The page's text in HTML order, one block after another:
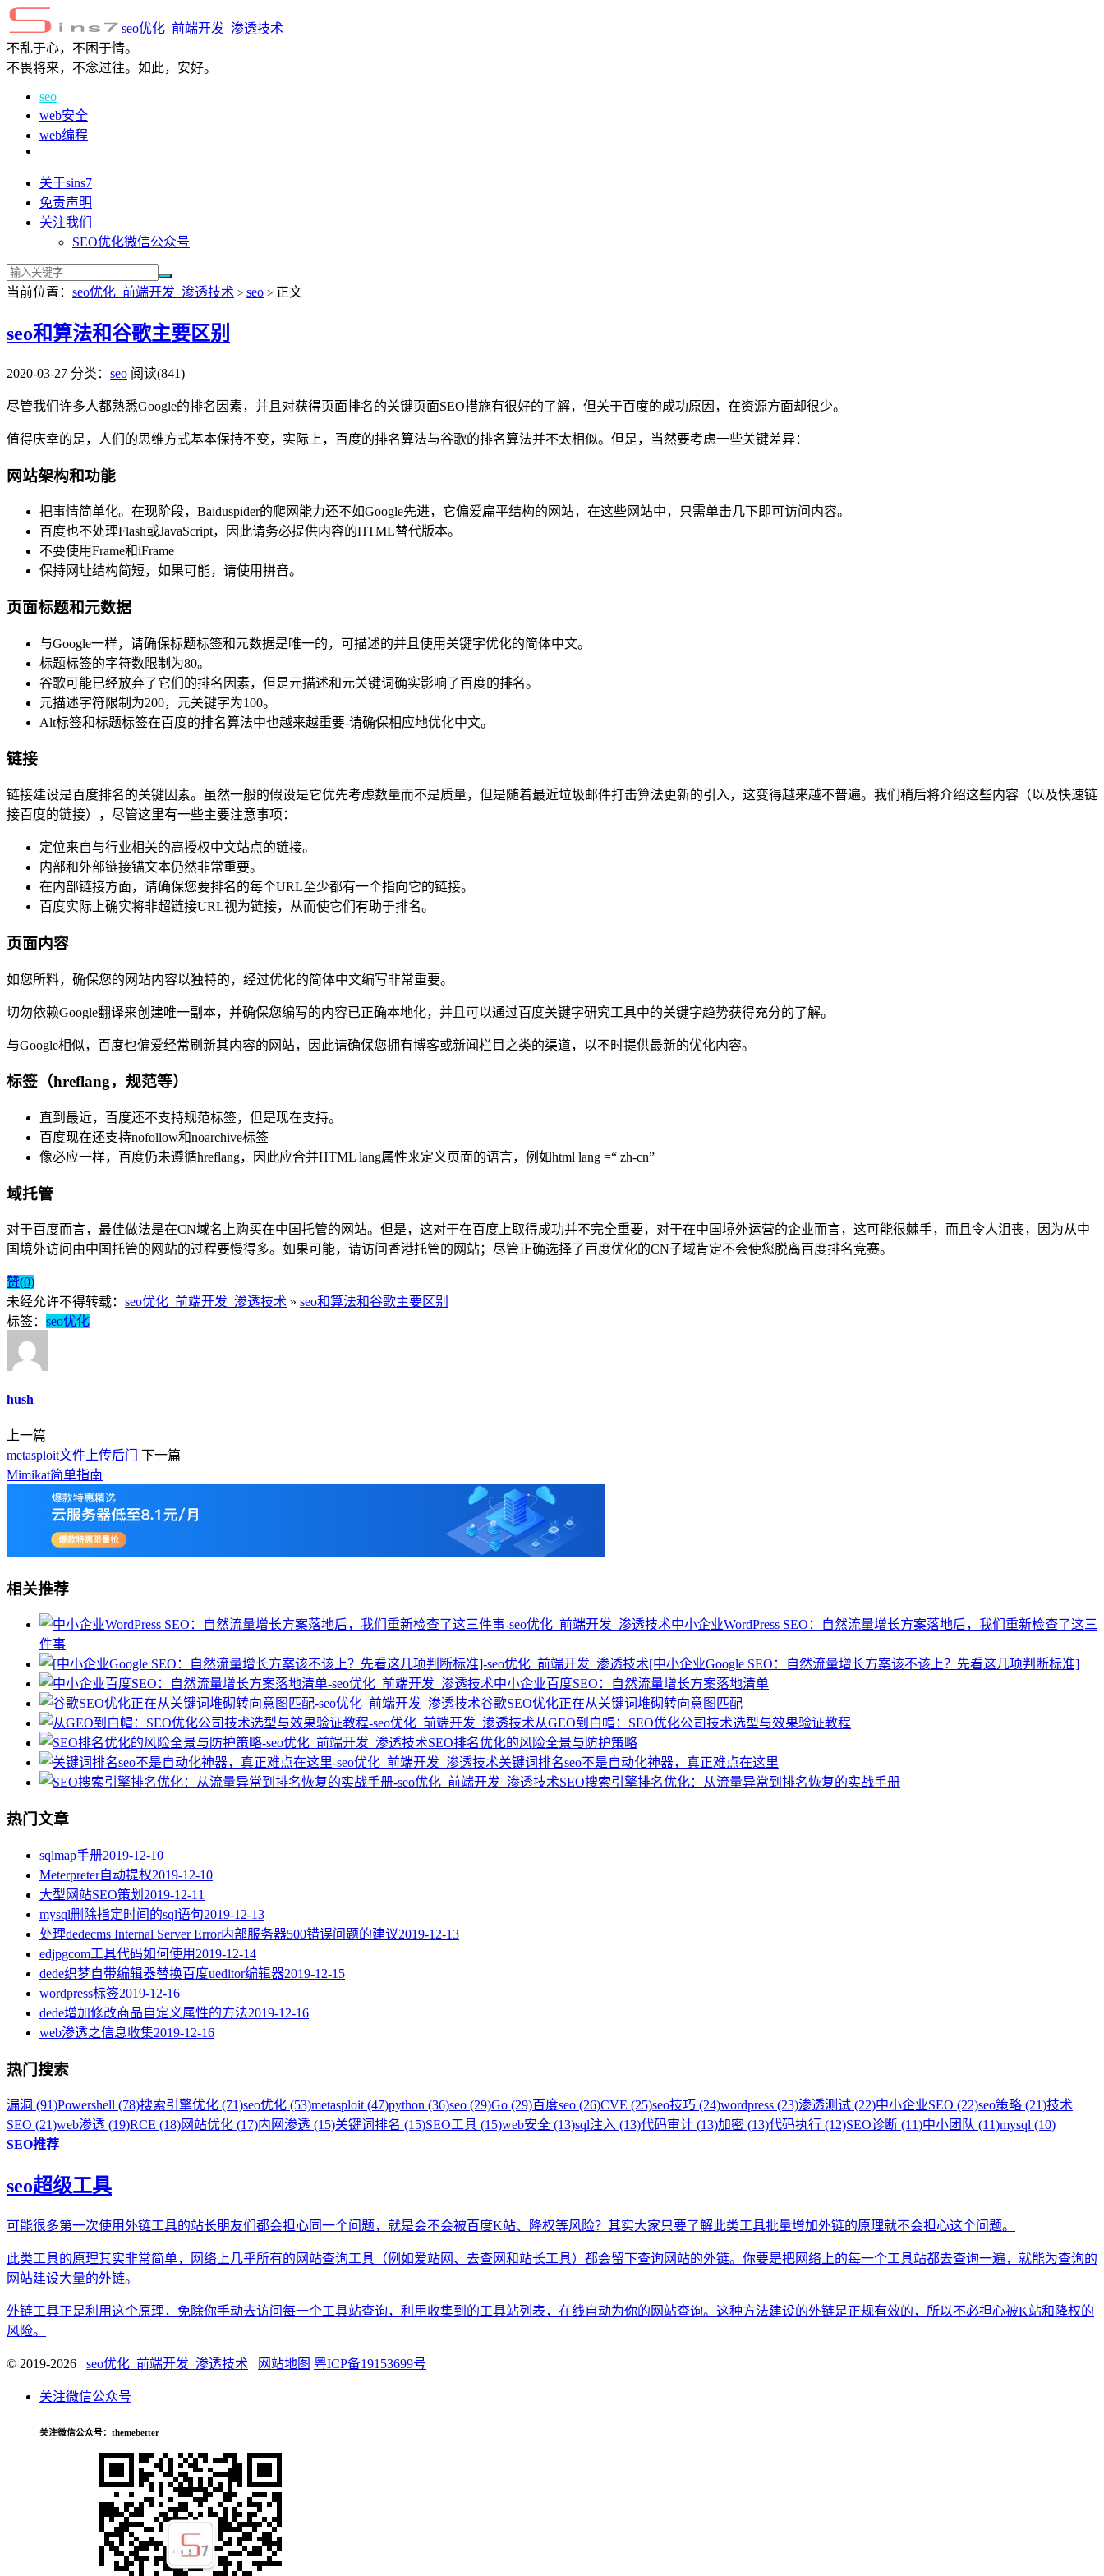
seo优化_前端开发_渗透技术
不乱于心，不困于情。
不畏将来，不念过往。如此，安好。
seo
web安全
web编程
关于sins7
免责声明
关注我们
SEO优化微信公众号
当前位置： seo优化_前端开发_渗透技术 > seo > 正文
seo和算法和谷歌主要区别
2020-03-27 分类： seo 阅读(841)
尽管我们许多人都熟悉Google的排名因素，并且对获得页面排名的关键页面SEO措施有很好的了解，但关于百度的成功原因，在资源方面却很少。
值得庆幸的是，人们的思维方式基本保持不变，实际上，百度的排名算法与谷歌的排名算法并不太相似。但是，当然要考虑一些关键差异：
网站架构和功能
把事情简单化。在现阶段，Baiduspider的爬网能力还不如Google先进，它偏爱扁平结构的网站，在这些网站中，只需单击几下即可访问内容。
百度也不处理Flash或JavaScript，因此请务必提供内容的HTML替代版本。
不要使用Frame和iFrame
保持网址结构简短，如果可能，请使用拼音。
页面标题和元数据
与Google一样，请确保标题标签和元数据是唯一的，可描述的并且使用关键字优化的简体中文。
标题标签的字符数限制为80。
谷歌可能已经放弃了它们的排名因素，但是元描述和元关键词确实影响了百度的排名。
元描述字符限制为200，元关键字为100。
Alt标签和标题标签在百度的排名算法中也越来越重要-请确保相应地优化中文。
链接
链接建设是百度排名的关键因素。虽然一般的假设是它优先考虑数量而不是质量，但是随着最近垃圾邮件打击算法更新的引入，这变得越来越不普遍。我们稍后将介绍这些内容（以及快速链
接百度的链接），尽管这里有一些主要注意事项：
定位来自与行业相关的高授权中文站点的链接。
内部和外部链接锚文本仍然非常重要。
在内部链接方面，请确保您要排名的每个URL至少都有一个指向它的链接。
百度实际上确实将非超链接URL视为链接，从而使它们有助于排名。
页面内容
如您所料，确保您的网站内容以独特的，经过优化的简体中文编写非常重要。
切勿依赖Google翻译来创建唯一副本，并确保您编写的内容已正确本地化，并且可以通过百度关键字研究工具中的关键字趋势获得充分的了解。
与Google相似，百度也偏爱经常刷新其内容的网站，因此请确保您拥有博客或新闻栏目之类的渠道，以不时提供最新的优化内容。
标签（hreflang，规范等）
直到最近，百度还不支持规范标签，但是现在支持。
百度现在还支持nofollow和noarchive标签
像必应一样，百度仍未遵循hreflang，因此应合并HTML lang属性来定义页面的语言，例如html lang =“ zh-cn”
域托管
对于百度而言，最佳做法是在CN域名上购买在中国托管的网站。但是，这对于在百度上取得成功并不完全重要，对于在中国境外运营的企业而言，这可能很棘手，而且令人沮丧，因为从中
国境外访问由中国托管的网站的过程要慢得多。如果可能，请访问香港托管的网站；尽管正确选择了百度优化的CN子域肯定不会使您脱离百度排名竞赛。
赞(0)
未经允许不得转载： seo优化_前端开发_渗透技术 » seo和算法和谷歌主要区别
标签： seo优化
hush
上一篇
metasploit文件上传后门
下一篇
Mimikat简单指南
相关推荐
中小企业WordPress SEO：自然流量增长方案落地后，我们重新检查了这三
件事
[中小企业Google SEO：自然流量增长方案该不该上？先看这几项判断标准]
中小企业百度SEO：自然流量增长方案落地清单
谷歌SEO优化正在从关键词堆砌转向意图匹配
从GEO到白帽：SEO优化公司技术选型与效果验证教程
SEO排名优化的风险全景与防护策略
关键词排名seo不是自动化神器，真正难点在这里
SEO搜索引擎排名优化：从流量异常到排名恢复的实战手册
热门文章
sqlmap手册2019-12-10
Meterpreter自动提权2019-12-10
大型网站SEO策划 2019-12-11
mysql删除指定时间的sql语句2019-12-13
处理dedecms Internal Server Error内部服务器500错误问题的建议2019-12-13
edjpgcom工具代码如何使用 2019-12-14
dede织梦自带编辑器替换百度ueditor编辑器2019-12-15
wordpress标签2019-12-16
dede增加修改商品自定义属性的方法2019-12-16
web渗透之信息收集2019-12-16
热门搜索
漏洞 (91)Powershell (78)搜索引擎优化 (71)seo优化 (53)metasploit (47)python (36)seo (29)Go (29)百度seo (26)CVE (25)seo技巧 (24)wordpress (23)渗透测试 (22)中小企业SEO (22)seo策略 (21)技术
SEO (21)web渗透 (19)RCE (18)网站优化 (17)内网渗透 (15)关键词排名 (15)SEO工具 (15)web安全 (13)sql注入 (13)代码审计 (13)加密 (13)代码执行 (12)SEO诊断 (11)中小团队 (11)mysql (10)
SEO推荐
seo超级工具
可能很多第一次使用外链工具的站长朋友们都会担心同一个问题，就是会不会被百度K站、降权等风险？其实大家只要了解此类工具批量增加外链的原理就不会担心这个问题。
此类工具的原理其实非常简单，网络上几乎所有的网站查询工具（例如爱站网、去查网和站长工具）都会留下查询网站的外链。你要是把网络上的每一个工具站都去查询一遍，就能为查询的
网站建设大量的外链。
外链工具正是利用这个原理，免除你手动去访问每一个工具站查询，利用收集到的工具站列表，在线自动为你的网站查询。这种方法建设的外链是正规有效的，所以不必担心被K站和降权的
风险。
© 2019-2026 seo优化_前端开发_渗透技术 网站地图 粤ICP备19153699号
关注微信公众号
关注微信公众号：themebetter